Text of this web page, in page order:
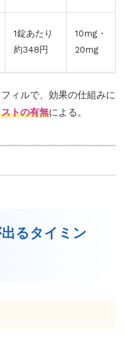
1錠あたり
約348円
10mg・
20mg
ィルで、効果の仕組みに
トの有無による。
るタイミン